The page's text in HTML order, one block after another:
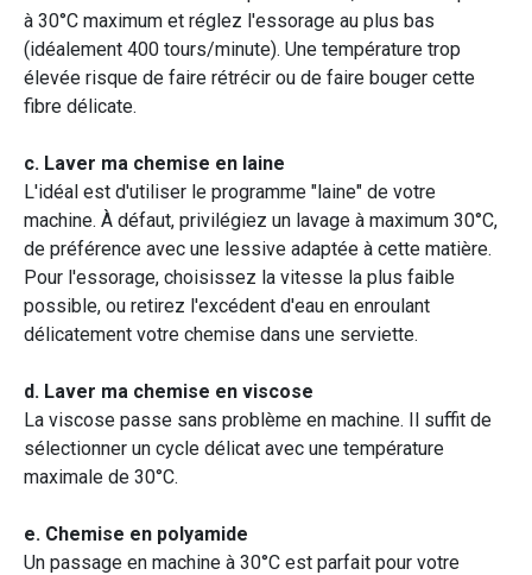
à 30°C maximum et réglez l'essorage au plus bas
(idéalement 400 tours/minute). Une température trop
élevée risque de faire rétrécir ou de faire bouger cette
fibre délicate.
c. Laver ma chemise en laine
L'idéal est d'utiliser le programme "laine" de votre
machine. À défaut, privilégiez un lavage à maximum 30°C,
de préférence avec une lessive adaptée à cette matière.
Pour l'essorage, choisissez la vitesse la plus faible
possible, ou retirez l'excédent d'eau en enroulant
délicatement votre chemise dans une serviette.
d. Laver ma chemise en viscose
La viscose passe sans problème en machine. Il suffit de
sélectionner un cycle délicat avec une température
maximale de 30°C.
e. Chemise en polyamide
Un passage en machine à 30°C est parfait pour votre